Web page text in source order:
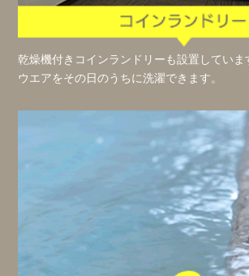
乾燥機付きコインランドリーも設置してい
ウエアをその日のうちに洗濯できます。